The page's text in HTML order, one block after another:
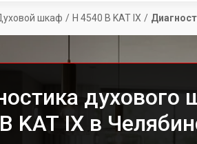
шкаф / H 4540 B KAT IX /
духового
KAT IX в